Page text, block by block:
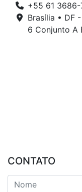
+55 61 3686-
Brasília • DF
6 Conjunto A
CONTATO